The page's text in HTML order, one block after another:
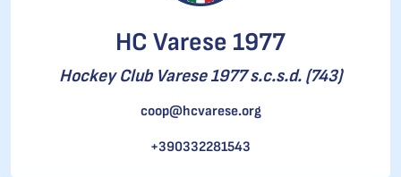
HC Varese 1977
Hockey Club Varese 1977 s.c.s.d. (743)
coop@hcvarese.org
+390332281543